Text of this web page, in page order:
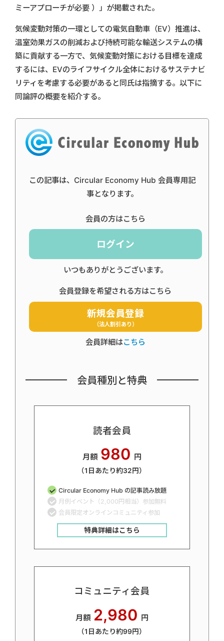
ミーアプローチが必要 ）」が掲載された。
気候変動対策の一環としての電気自動車（EV）推進は、
温室効果ガスの削減および持続可能な輸送システムの構
築に貢献する一方で、気候変動対策における目標を達成
するには、EVのライフサイクル全体におけるサステナビ
リティを考慮する必要があると同氏は指摘する。以下に
同論評の概要を紹介する。
この記事は、Circular Economy Hub 会員専用記
事となります。
会員の方はこちら
ログイン
いつもありがとうございます。
会員登録を希望される方はこちら
新規会員登録
（法人割引あり）
会員詳細はこちら
会員種別と特典
読者会員
月額 980 円
（1日あたり約32円）
Circular Economy Hub の記事読み放題
月例イベント（2,000円相当）参加無料
会員限定オンラインコミュニティ参加
特典詳細はこちら
コミュニティ会員
月額 2,980 円
（1日あたり約99円）